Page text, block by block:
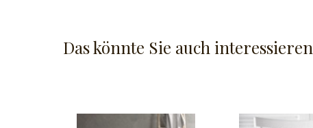
Das könnte Sie auch interessieren